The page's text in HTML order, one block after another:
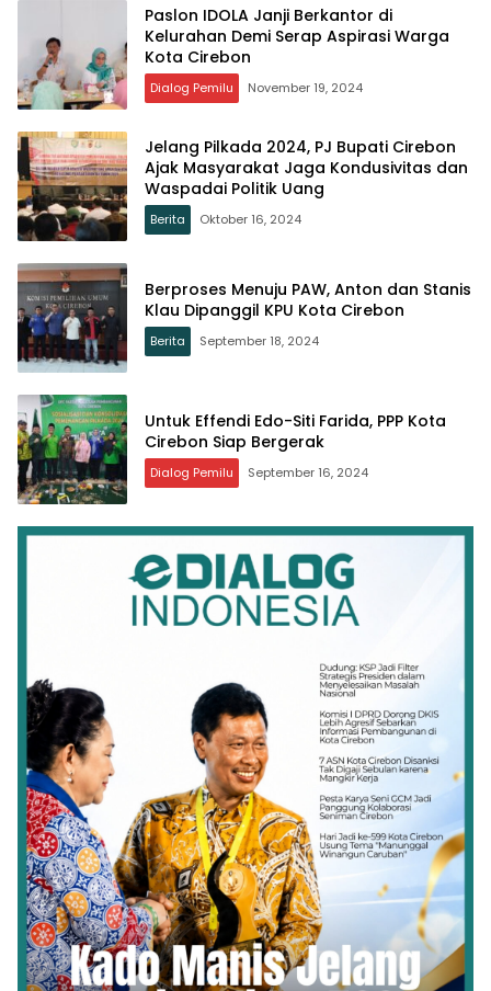
Paslon IDOLA Janji Berkantor di
Kelurahan Demi Serap Aspirasi Warga
Kota Cirebon
Dialog Pemilu November 19, 2024
Jelang Pilkada 2024, PJ Bupati Cirebon
Ajak Masyarakat Jaga Kondusivitas dan
Waspadai Politik Uang
Berita Oktober 16, 2024
Berproses Menuju PAW, Anton dan Stanis
Klau Dipanggil KPU Kota Cirebon
Berita September 18, 2024
Untuk Effendi Edo-Siti Farida, PPP Kota
Cirebon Siap Bergerak
Dialog Pemilu September 16, 2024